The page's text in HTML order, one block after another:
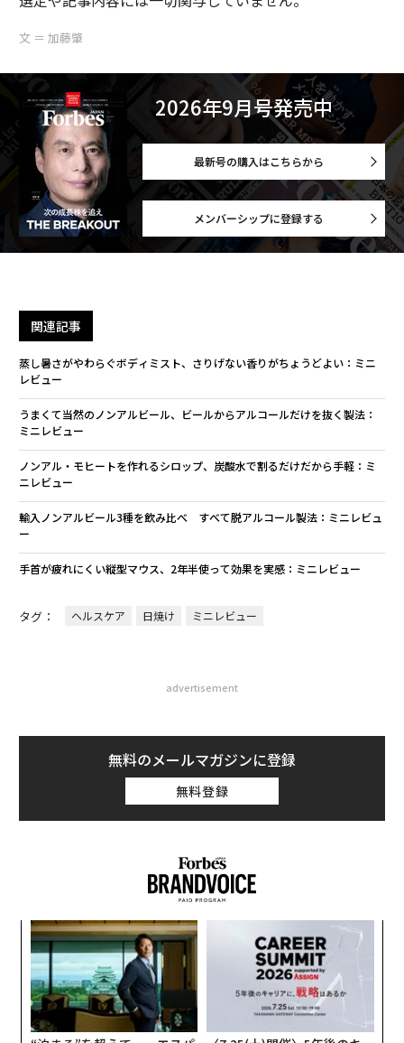
文 ＝ 加藤肇
2026年9月号発売中
最新号の購入はこちらから
メンバーシップに登録する
関連記事
蒸し暑さがやわらぐボディミスト、さりげない香りがちょうどよい：ミニ
レビュー
うまくて当然のノンアルビール、ビールからアルコールだけを抜く製法：
ミニレビュー
ノンアル・モヒートを作れるシロップ、炭酸水で割るだけだから手軽：ミ
ニレビュー
輸入ノンアルビール3種を飲み比べ すべて脱アルコール製法：ミニレビュ
ー
手首が疲れにくい縦型マウス、2年半使って効果を実感：ミニレビュー
タグ： ヘルスケア 日焼け ミニレビュー
advertisement
無料のメールマガジンに登録
無料登録